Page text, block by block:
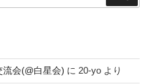
流会(@白星会) に 20-yo より